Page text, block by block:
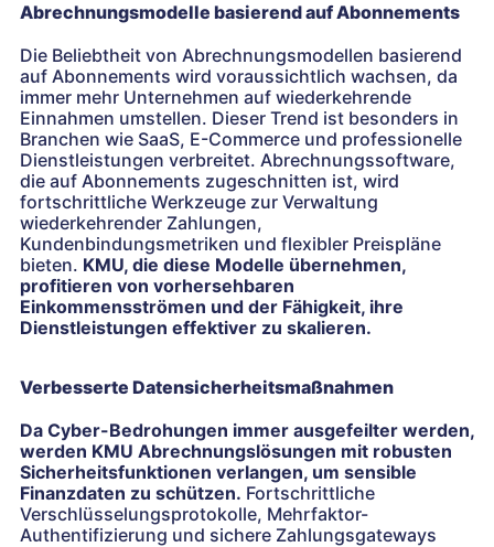
Abrechnungsmodelle basierend auf Abonnements
Die Beliebtheit von Abrechnungsmodellen basierend
auf Abonnements wird voraussichtlich wachsen, da
immer mehr Unternehmen auf wiederkehrende
Einnahmen umstellen. Dieser Trend ist besonders in
Branchen wie SaaS, E-Commerce und professionelle
Dienstleistungen verbreitet. Abrechnungssoftware,
die auf Abonnements zugeschnitten ist, wird
fortschrittliche Werkzeuge zur Verwaltung
wiederkehrender Zahlungen,
Kundenbindungsmetriken und flexibler Preispläne
bieten. KMU, die diese Modelle übernehmen,
profitieren von vorhersehbaren
Einkommensströmen und der Fähigkeit, ihre
Dienstleistungen effektiver zu skalieren.
Verbesserte Datensicherheitsmaßnahmen
Da Cyber-Bedrohungen immer ausgefeilter werden,
werden KMU Abrechnungslösungen mit robusten
Sicherheitsfunktionen verlangen, um sensible
Finanzdaten zu schützen. Fortschrittliche
Verschlüsselungsprotokolle, Mehrfaktor-
Authentifizierung und sichere Zahlungsgateways